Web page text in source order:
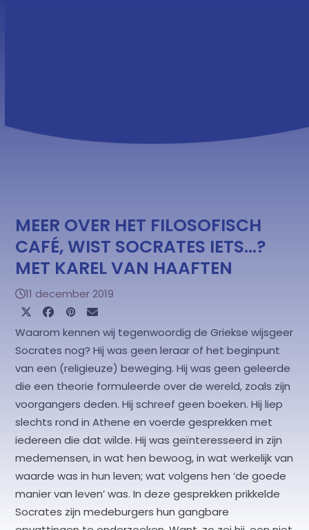
MEER OVER HET FILOSOFISCH
CAFÉ, WIST SOCRATES IETS…?
MET KAREL VAN HAAFTEN
11 december 2019
Waarom kennen wij tegenwoordig de Griekse wijsgeer
Socrates nog? Hij was geen leraar of het beginpunt
van een (religieuze) beweging. Hij was geen geleerde
die een theorie formuleerde over de wereld, zoals zijn
voorgangers deden. Hij schreef geen boeken. Hij liep
slechts rond in Athene en voerde gesprekken met
iedereen die dat wilde. Hij was geïnteresseerd in zijn
medemensen, in wat hen bewoog, in wat werkelijk van
waarde was in hun leven; wat volgens hen ‘de goede
manier van leven’ was. In deze gesprekken prikkelde
Socrates zijn medeburgers hun gangbare